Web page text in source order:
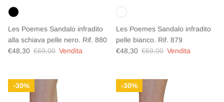
Les Poemes Sandalo infradito
alla schiava pelle nero. Rif. 880
Prezzo di vendita
€48,30 Prezzo normale
€69,00 Vendita
Les Poemes Sandalo infradito
pelle bianco. Rif. 879
Prezzo di vendita
€48,30 Prezzo normale
€69,00 Vendita
30% 30%